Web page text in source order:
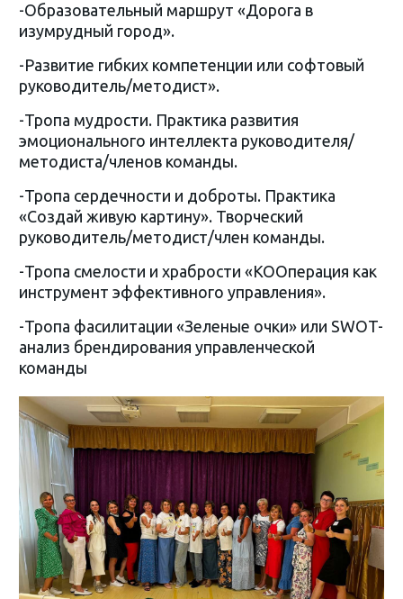
-Образовательный маршрут «Дорога в
изумрудный город».
-Развитие гибких компетенции или софтовый
руководитель/методист».
-Тропа мудрости. Практика развития
эмоционального интеллекта руководителя/
методиста/членов команды.
-Тропа сердечности и доброты. Практика
«Создай живую картину». Творческий
руководитель/методист/член команды.
-Тропа смелости и храбрости «КООперация как
инструмент эффективного управления».
-Тропа фасилитации «Зеленые очки» или SWOT-
анализ брендирования управленческой
команды